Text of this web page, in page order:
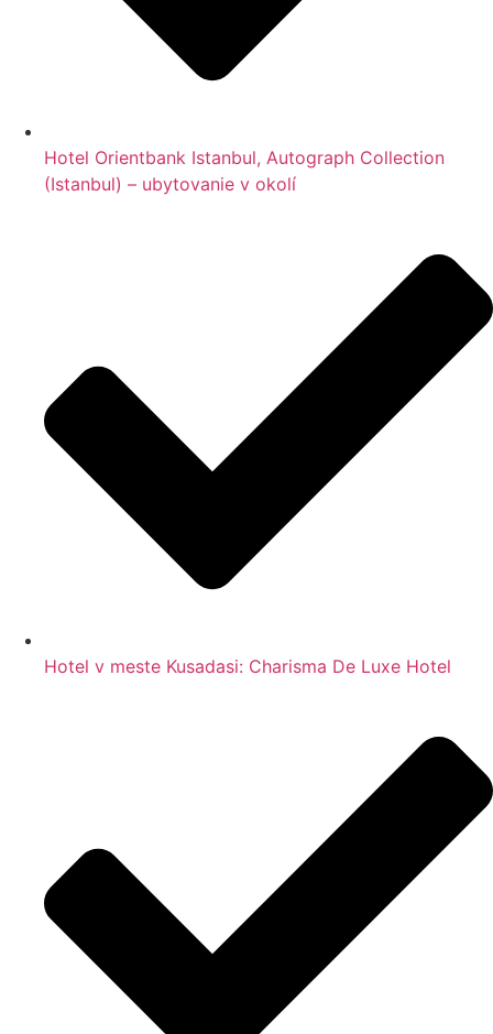
Hotel Orientbank Istanbul, Autograph Collection
(Istanbul) – ubytovanie v okolí
Hotel v meste Kusadasi: Charisma De Luxe Hotel